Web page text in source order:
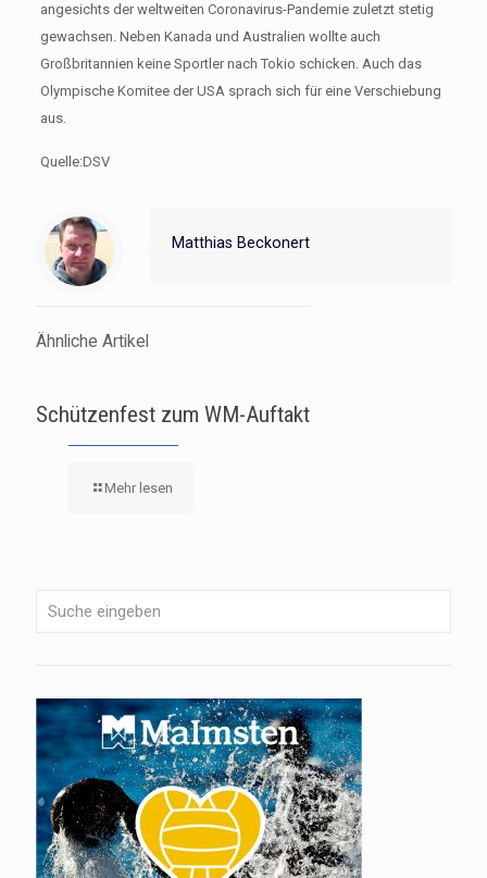
angesichts der weltweiten Coronavirus-Pandemie zuletzt stetig
gewachsen. Neben Kanada und Australien wollte auch
Großbritannien keine Sportler nach Tokio schicken. Auch das
Olympische Komitee der USA sprach sich für eine Verschiebung
aus.
Quelle:DSV
Matthias Beckonert
Ähnliche Artikel
Schützenfest zum WM-Auftakt
Mehr lesen